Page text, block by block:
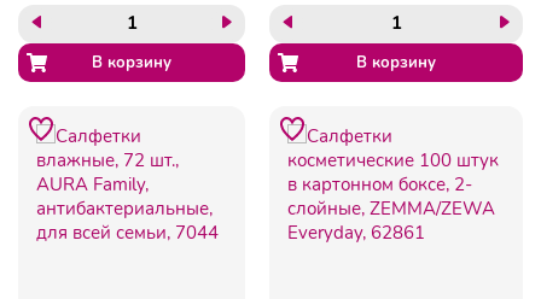
семьи, LAIMA, 125960
ОФИСМАГ, 125962